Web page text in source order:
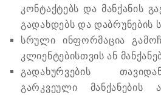
კონტაქტებს და მანქანის
გადახდებს და დაბრუნების
სრული ინფორმაცია
კლიენტებისთვის ან
გადახურვების
გარკვეული მანქანების